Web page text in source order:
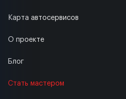
Карта автосервисов
О проекте
Блог
Стать мастером